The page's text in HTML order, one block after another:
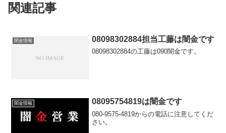
関連記事
闇金情報 08098302884担当工藤は闇金です
08098302884の工藤は090闇金です。
闇金情報 08095754819は闇金です
080-9575-4819からの電話に注意してくだ
さい。